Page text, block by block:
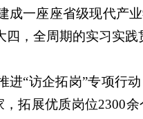
成一座座省级现代产
，全周期的实习实践
进“访企拓岗”专项行
拓展优质岗位2300